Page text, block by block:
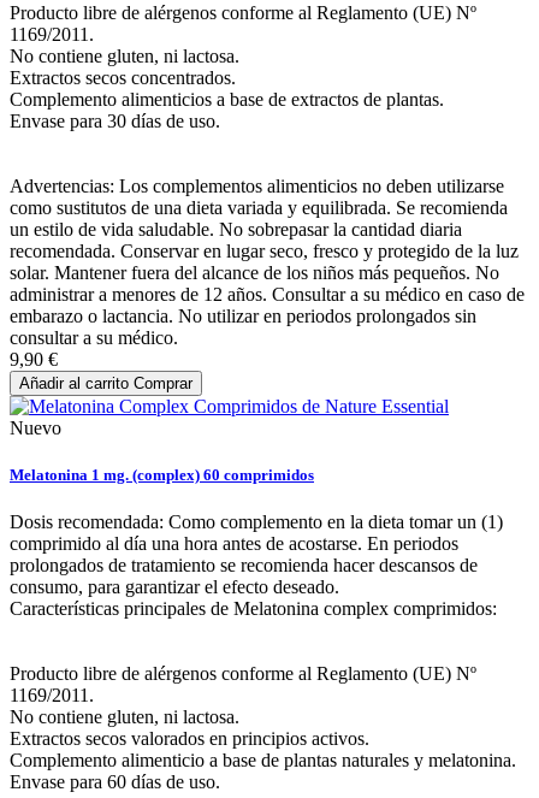
Producto libre de alérgenos conforme al Reglamento (UE) Nº
1169/2011.
No contiene gluten, ni lactosa.
Extractos secos concentrados.
Complemento alimenticios a base de extractos de plantas.
Envase para 30 días de uso.
Advertencias: Los complementos alimenticios no deben utilizarse
como sustitutos de una dieta variada y equilibrada. Se recomienda
un estilo de vida saludable. No sobrepasar la cantidad diaria
recomendada. Conservar en lugar seco, fresco y protegido de la luz
solar. Mantener fuera del alcance de los niños más pequeños. No
administrar a menores de 12 años. Consultar a su médico en caso de
embarazo o lactancia. No utilizar en periodos prolongados sin
consultar a su médico.
9,90 €
Añadir al carrito Comprar
Nuevo
Melatonina 1 mg. (complex) 60 comprimidos
Dosis recomendada: Como complemento en la dieta tomar un (1)
comprimido al día una hora antes de acostarse. En periodos
prolongados de tratamiento se recomienda hacer descansos de
consumo, para garantizar el efecto deseado.
Características principales de Melatonina complex comprimidos:
Producto libre de alérgenos conforme al Reglamento (UE) Nº
1169/2011.
No contiene gluten, ni lactosa.
Extractos secos valorados en principios activos.
Complemento alimenticio a base de plantas naturales y melatonina.
Envase para 60 días de uso.